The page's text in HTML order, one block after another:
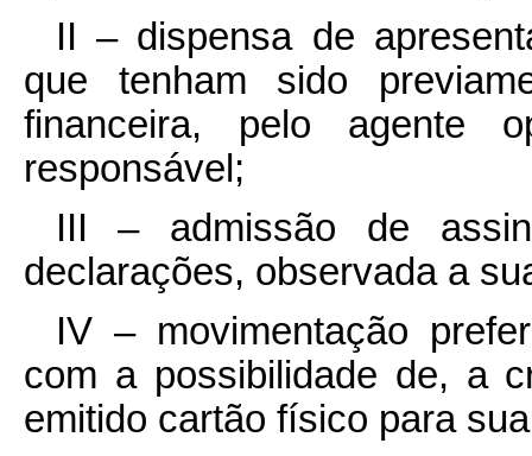
II – dispensa de
que tenham sido
financeira, pelo agente
responsável;
III – admissão de
declarações, observada a
IV – movimentação
com a possibilidade de, a
emitido cartão físico para